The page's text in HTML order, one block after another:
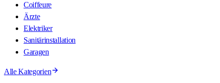
Coiffeure
Ärzte
Elektriker
Sanitärinstallation
Garagen
Alle Kategorien